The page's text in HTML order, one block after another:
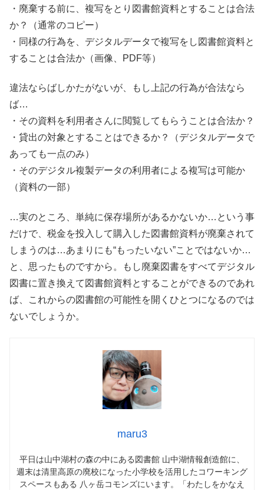
・廃棄する前に、複写をとり図書館資料とすることは合法
か？（通常のコピー）
・同様の行為を、デジタルデータで複写をし図書館資料と
することは合法か（画像、PDF等）
違法ならばしかたがないが、もし上記の行為が合法なら
ば…
・その資料を利用者さんに閲覧してもらうことは合法か？
・貸出の対象とすることはできるか？（デジタルデータで
あっても一点のみ）
・そのデジタル複製データの利用者による複写は可能か
（資料の一部）
…実のところ、単純に保存場所があるかないか…という事
だけで、税金を投入して購入した図書館資料が廃棄されて
しまうのは…あまりにも“もったいない”ことではないか…
と、思ったものですから。もし廃棄図書をすべてデジタル
図書に置き換えて図書館資料とすることができるのであれ
ば、これからの図書館の可能性を開くひとつになるのでは
ないでしょうか。
maru3
平日は山中湖村の森の中にある図書館 山中湖情報創造館に、
週末は清里高原の廃校になった小学校を活用したコワーキング
スペースもある 八ヶ岳コモンズにいます。「わたしをかなえ